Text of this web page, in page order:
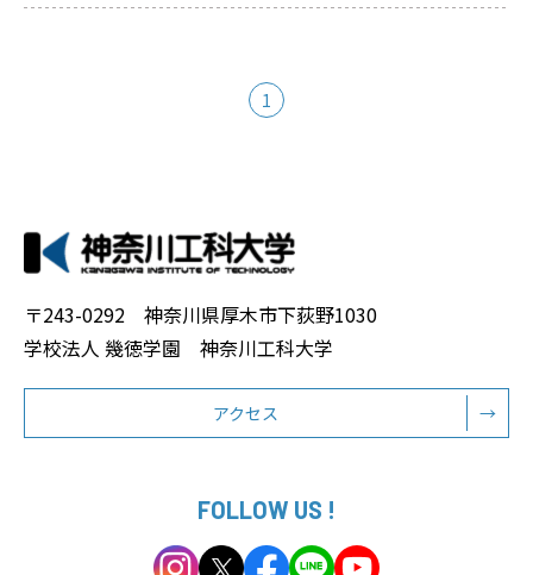
1
〒243-0292 神奈川県厚木市下荻野1030
学校法人 幾徳学園 神奈川工科大学
アクセス →
FOLLOW US !